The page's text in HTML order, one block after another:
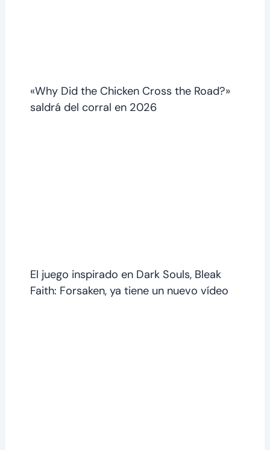
«Why Did the Chicken Cross the Road?»
saldrá del corral en 2026
El juego inspirado en Dark Souls, Bleak
Faith: Forsaken, ya tiene un nuevo vídeo